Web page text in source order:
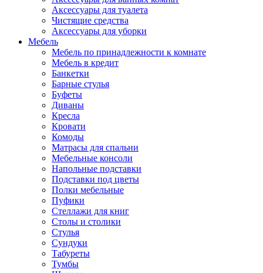
Аксессуары для туалета
Чистящие средства
Аксессуары для уборки
Мебель
Мебель по принадлежности к комнате
Мебель в кредит
Банкетки
Барные стулья
Буфеты
Диваны
Кресла
Кровати
Комоды
Матрасы для спальни
Мебельные консоли
Напольные подставки
Подставки под цветы
Полки мебельные
Пуфики
Стеллажи для книг
Столы и столики
Стулья
Сундуки
Табуреты
Тумбы